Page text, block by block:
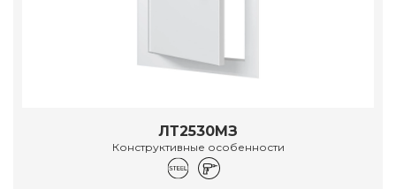
ЛТ2530МЗ
Конструктивные особенности